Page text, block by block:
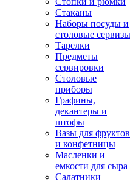
Стаканы
Наборы посуды и
столовые сервизы
Тарелки
Предметы
сервировки
Столовые
приборы
Графины,
декантеры и
штофы
Вазы для фруктов
и конфетницы
Масленки и
емкости для сыра
Салатники